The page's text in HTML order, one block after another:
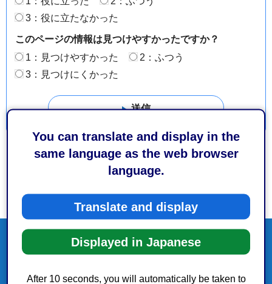
You can translate and display in the
same language as the web browser
language.
Translate and display
Displayed in Japanese
After 10 seconds, you will automatically be taken to
3：役に立たなかった
このページの情報は見つけやすかったですか？
1：見つけやすかった
2：ふつう
3：見つけにくかった